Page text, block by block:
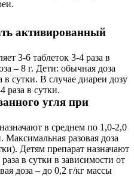
активированный
3-6 таблеток 3-4 раза в
– 8 г. Дети: обычная доза
в сутки. В случае диареи дозу
раза в сутки.
угля при
в среднем по 1,0-2,0
Максимальная разовая доза
Детям препарат назначают
в сутки в зависимости от
доза – до 0,2 г/кг массы